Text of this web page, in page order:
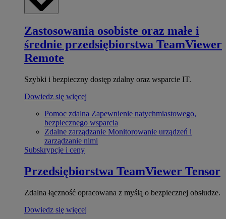
Zastosowania osobiste oraz małe i
średnie przedsiębiorstwa TeamViewer
Remote
Szybki i bezpieczny dostęp zdalny oraz wsparcie IT.
Dowiedz się więcej
Pomoc zdalna Zapewnienie natychmiastowego,
bezpiecznego wsparcia
Zdalne zarządzanie Monitorowanie urządzeń i
zarządzanie nimi
Subskrypcje i ceny
Przedsiębiorstwa TeamViewer Tensor
Zdalna łączność opracowana z myślą o bezpiecznej obsłudze.
Dowiedz się więcej